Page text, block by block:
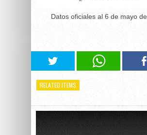
Datos oficiales al 6 de mayo de
RELATED ITEMS